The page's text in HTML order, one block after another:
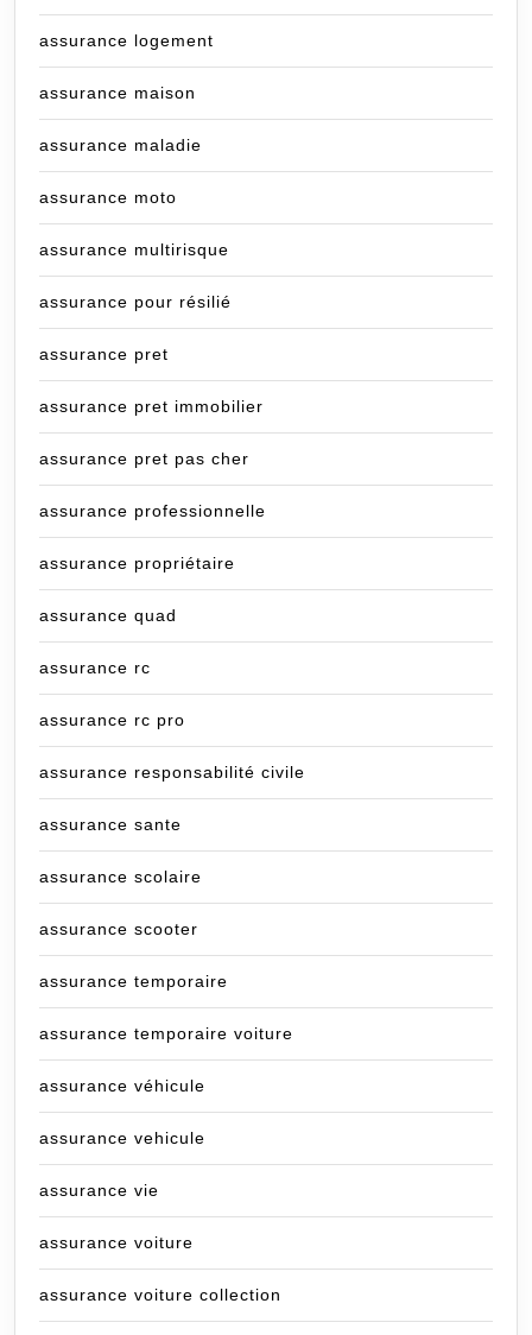
assurance logement
assurance maison
assurance maladie
assurance moto
assurance multirisque
assurance pour résilié
assurance pret
assurance pret immobilier
assurance pret pas cher
assurance professionnelle
assurance propriétaire
assurance quad
assurance rc
assurance rc pro
assurance responsabilité civile
assurance sante
assurance scolaire
assurance scooter
assurance temporaire
assurance temporaire voiture
assurance véhicule
assurance vehicule
assurance vie
assurance voiture
assurance voiture collection